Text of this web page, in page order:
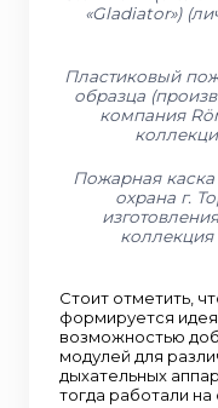
«Gladiator»)
Пластиковый
образца
компания
Пожарная
охрана г.
коллекция
Стоит отметить,
формируется
возможностью
модулей для
дыхательных
тогда работали